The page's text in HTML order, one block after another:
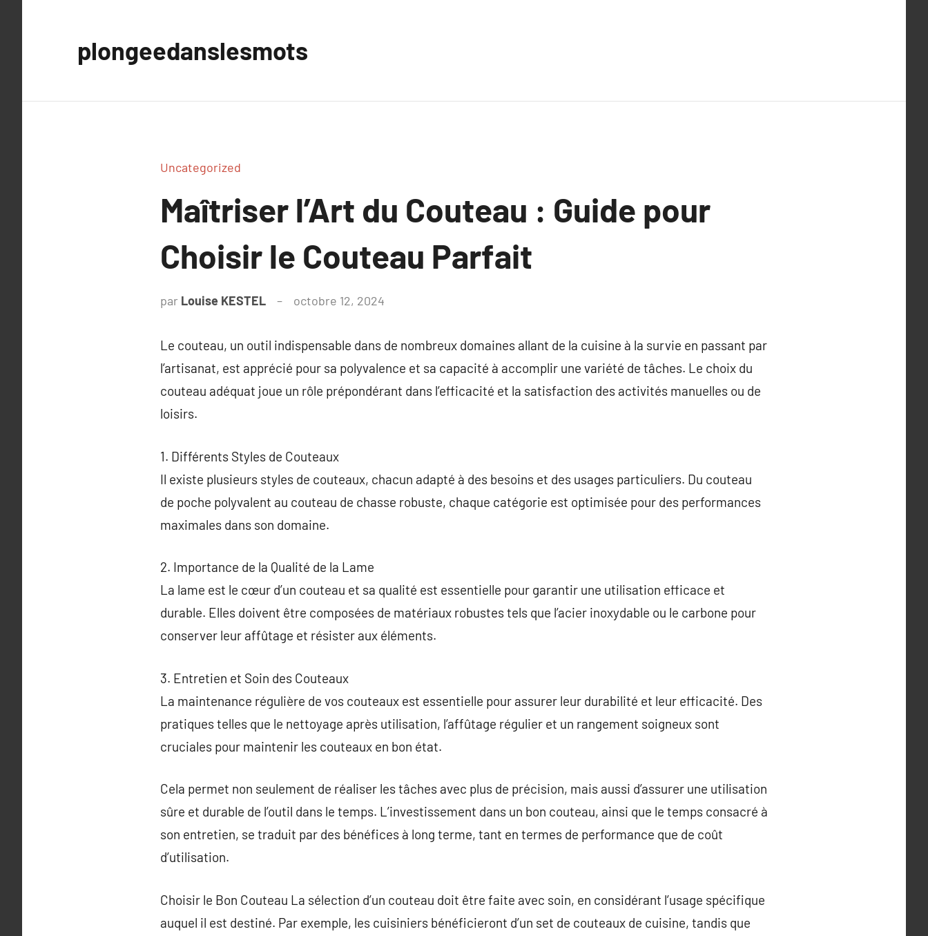
plongeedanslesmots
Uncategorized
Maîtriser l’Art du Couteau : Guide pour
Choisir le Couteau Parfait
par Louise KESTEL octobre 12, 2024
Le couteau, un outil indispensable dans de nombreux domaines allant de la cuisine à la survie en passant par
l’artisanat, est apprécié pour sa polyvalence et sa capacité à accomplir une variété de tâches. Le choix du
couteau adéquat joue un rôle prépondérant dans l’efficacité et la satisfaction des activités manuelles ou de
loisirs.
1. Différents Styles de Couteaux
Il existe plusieurs styles de couteaux, chacun adapté à des besoins et des usages particuliers. Du couteau
de poche polyvalent au couteau de chasse robuste, chaque catégorie est optimisée pour des performances
maximales dans son domaine.
2. Importance de la Qualité de la Lame
La lame est le cœur d’un couteau et sa qualité est essentielle pour garantir une utilisation efficace et
durable. Elles doivent être composées de matériaux robustes tels que l’acier inoxydable ou le carbone pour
conserver leur affûtage et résister aux éléments.
3. Entretien et Soin des Couteaux
La maintenance régulière de vos couteaux est essentielle pour assurer leur durabilité et leur efficacité. Des
pratiques telles que le nettoyage après utilisation, l’affûtage régulier et un rangement soigneux sont
cruciales pour maintenir les couteaux en bon état.
Cela permet non seulement de réaliser les tâches avec plus de précision, mais aussi d’assurer une utilisation
sûre et durable de l’outil dans le temps. L’investissement dans un bon couteau, ainsi que le temps consacré à
son entretien, se traduit par des bénéfices à long terme, tant en termes de performance que de coût
d’utilisation.
Choisir le Bon Couteau La sélection d’un couteau doit être faite avec soin, en considérant l’usage spécifique
auquel il est destiné. Par exemple, les cuisiniers bénéficieront d’un set de couteaux de cuisine, tandis que